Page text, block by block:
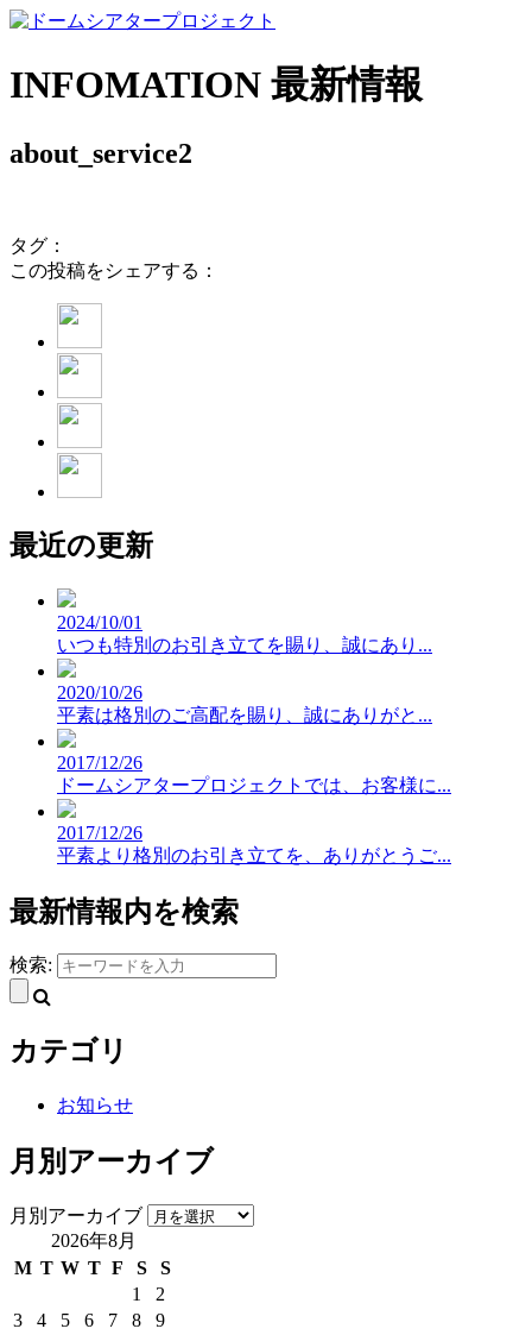
INFOMATION 最新情報
about_service2
タグ：
この投稿をシェアする：
最近の更新
2024/10/01
いつも特別のお引き立てを賜り、誠にあり...
2020/10/26
平素は格別のご高配を賜り、誠にありがと...
2017/12/26
ドームシアタープロジェクトでは、お客様に...
2017/12/26
平素より格別のお引き立てを、ありがとうご...
最新情報内を検索
検索:
カテゴリ
お知らせ
月別アーカイブ
月別アーカイブ
2026年8月
M T W T F S
S
1
2
3
4 5 6 7 8
9